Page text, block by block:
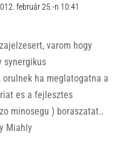
február 25.-n 10:41
varom hogy
synergikus
ha meglatogatna a
es a fejlesztes
minosegu ) boraszatat..
Miahly